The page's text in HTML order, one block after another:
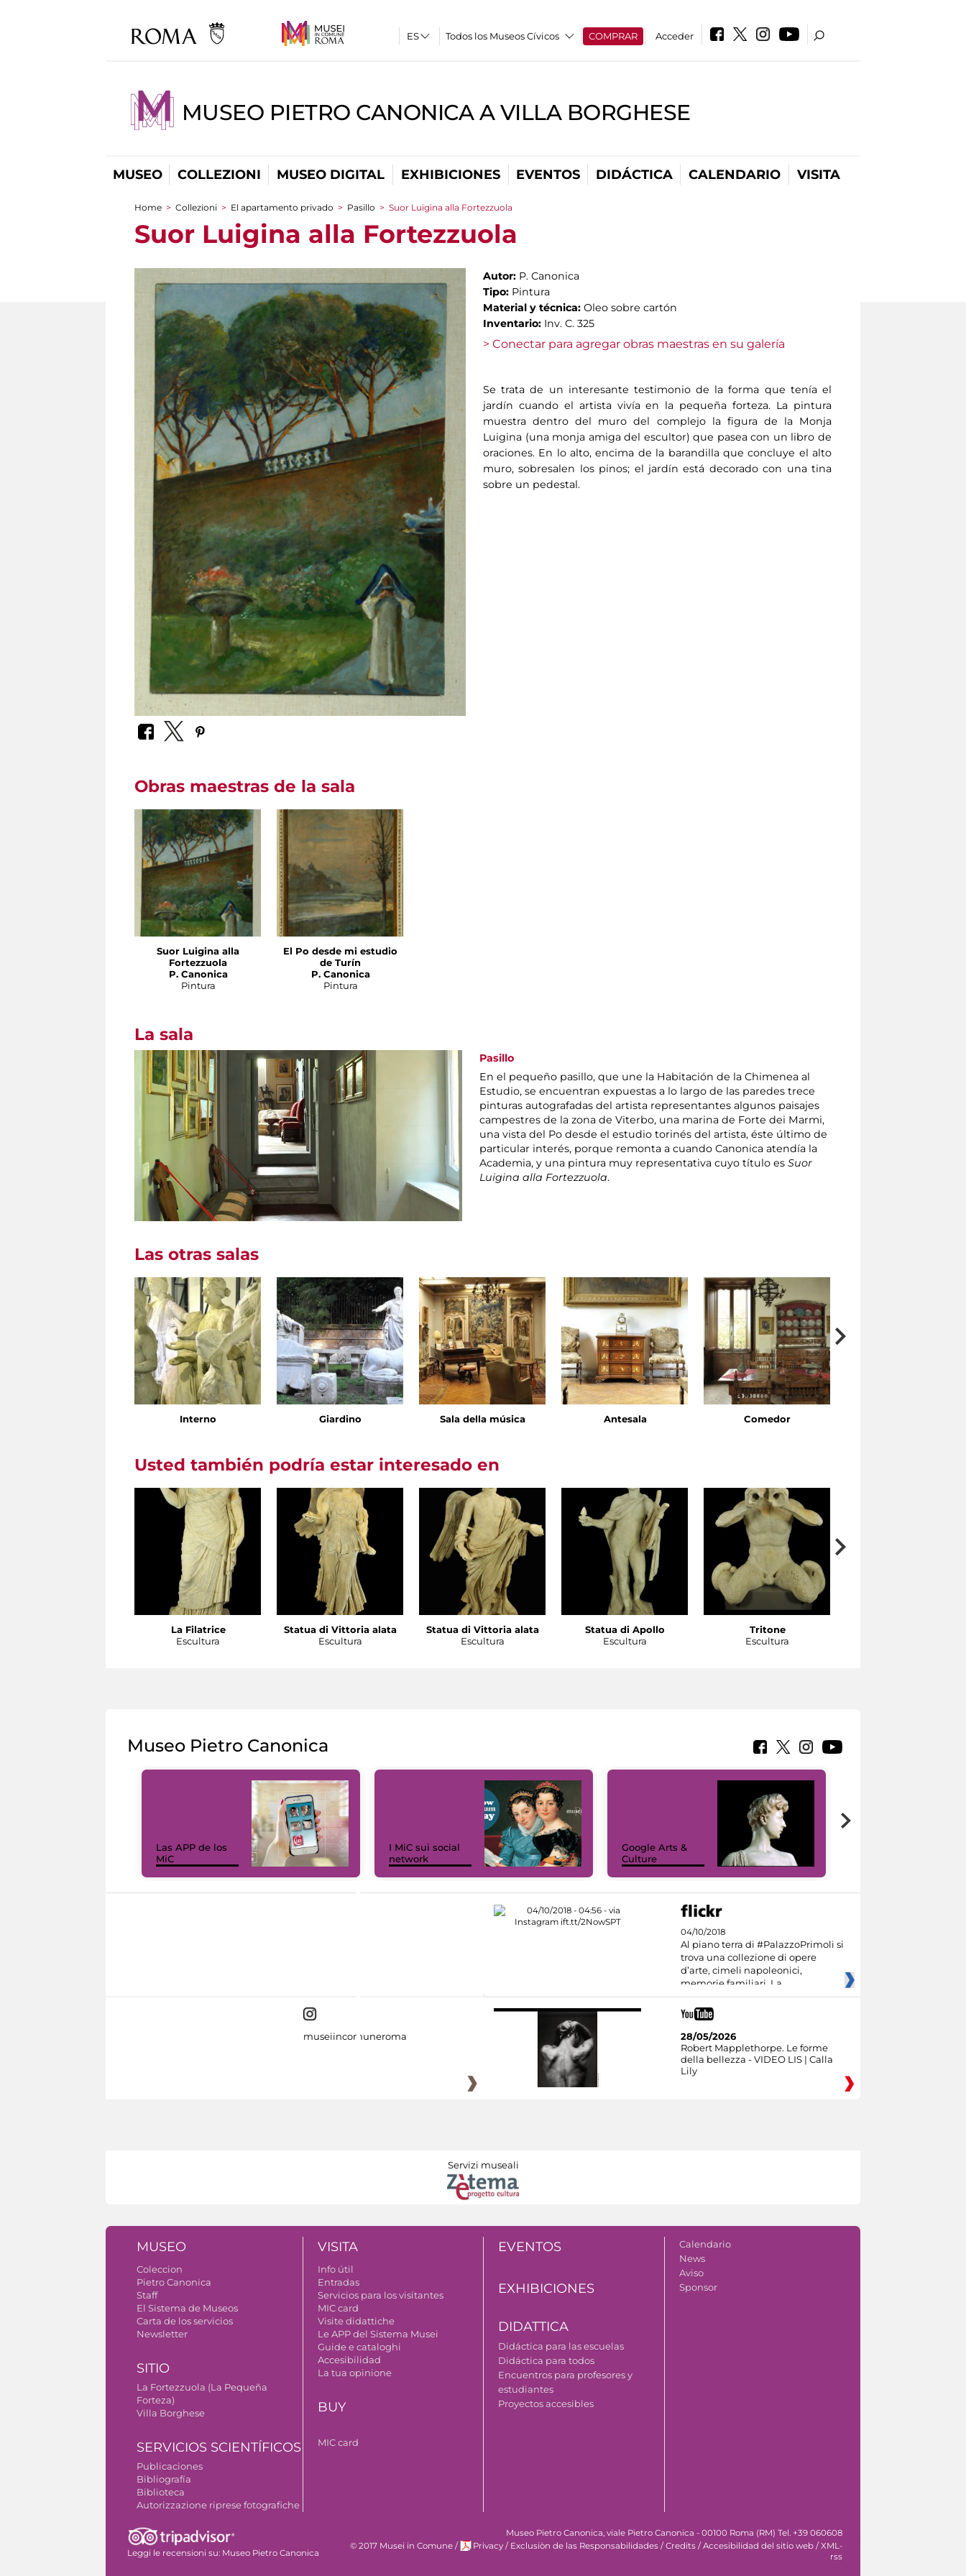
Todos los Museos Cívicos COMPRAR Acceder
MUSEO PIETRO CANONICA A VILLA BORGHESE
MUSEO COLLEZIONI MUSEO DIGITAL EXHIBICIONES EVENTOS DIDÁCTICA CALENDARIO VISITA
You are here
Home > Collezioni > El apartamento privado > Pasillo > Suor Luigina alla Fortezzuola
Suor Luigina alla Fortezzuola
Autor: P. Canonica
Tipo: Pintura
Material y técnica: Oleo sobre cartón
Inventario: Inv. C. 325
> Conectar para agregar obras maestras en su galería
Se trata de un interesante testimonio de la forma que tenía el
jardín cuando el artista vivía en la pequeña forteza. La pintura
muestra dentro del muro del complejo la figura de la Monja
Luigina (una monja amiga del escultor) que pasea con un libro de
oraciones. En lo alto, encima de la barandilla que concluye el alto
muro, sobresalen los pinos; el jardín está decorado con una tina
sobre un pedestal.
Obras maestras de la sala
Suor Luigina alla
Fortezzuola
P. Canonica
Pintura
El Po desde mi estudio
de Turín
P. Canonica
Pintura
La sala
Pasillo
En el pequeño pasillo, que une la Habitación de la Chimenea al
Estudio, se encuentran expuestas a lo largo de las paredes trece
pinturas autografadas del artista representantes algunos paisajes
campestres de la zona de Viterbo, una marina de Forte dei Marmi,
una vista del Po desde el estudio torinés del artista, éste último de
particular interés, porque remonta a cuando Canonica atendía la
Academia, y una pintura muy representativa cuyo título esSuor
Luigina alla Fortezzuola.
Las otras salas
Interno Giardino Sala della música Antesala Comedor
Usted también podría estar interesado en
La Filatrice
Escultura
Statua di Vittoria alata
Escultura
Statua di Vittoria alata
Escultura
Statua di Apollo
Escultura
Tritone
Escultura
Museo Pietro Canonica
Las APP de los
MiC
I MiC sui social
network
Google Arts &
Culture
04/10/2018
Al piano terra di #PalazzoPrimoli si
trova una collezione di opere
d’arte, cimeli napoleonici,
memorie familiari. La
museiincomuneroma
28/05/2026
Robert Mapplethorpe. Le forme
della bellezza - VIDEO LIS | Calla
Lily
Servizi museali
MUSEO
Coleccion
Pietro Canonica
Staff
El Sistema de Museos
Carta de los servicios
Newsletter
SITIO
La Fortezzuola (La Pequeña
Forteza)
Villa Borghese
SERVICIOS SCIENTÍFICOS
Publicaciones
Bibliografía
Biblioteca
Autorizzazione riprese fotografiche
VISITA
Info útil
Entradas
Servicios para los visitantes
MIC card
Visite didattiche
Le APP del Sistema Musei
Guide e cataloghi
Accesibilidad
La tua opinione
BUY
MIC card
EVENTOS
EXHIBICIONES
DIDATTICA
Didáctica para las escuelas
Didáctica para todos
Encuentros para profesores y
estudiantes
Proyectos accesibles
Calendario
News
Aviso
Sponsor
Leggi le recensioni su: Museo Pietro Canonica
Museo Pietro Canonica, viale Pietro Canonica - 00100 Roma (RM) Tel. +39 060608
© 2017 Musei in Comune / Privacy / Exclusiòn de las Responsabilidades / Credits / Accesibilidad del sitio web / XML-
rss